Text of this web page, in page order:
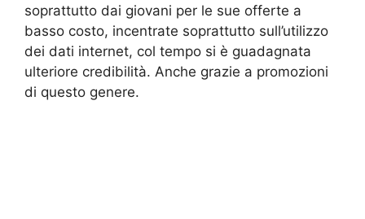
soprattutto dai giovani per le sue offerte a
basso costo, incentrate soprattutto sull’utilizzo
dei dati internet, col tempo si è guadagnata
ulteriore credibilità. Anche grazie a promozioni
di questo genere.